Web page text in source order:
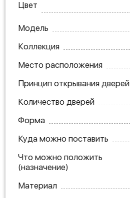
Цвет
Модель
Коллекция
Место расположения
Принцип открывания дверей
Количество дверей
Форма
Куда можно поставить
Что можно положить
(назначение)
Материал